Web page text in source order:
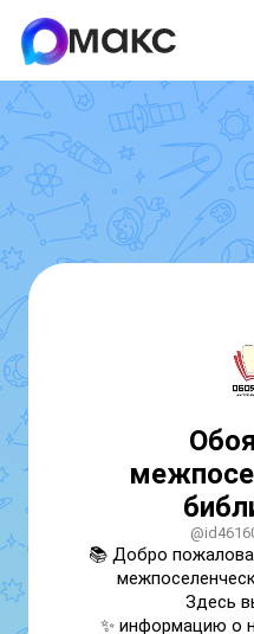
📚 Добро
Здесь
✨ информацию о